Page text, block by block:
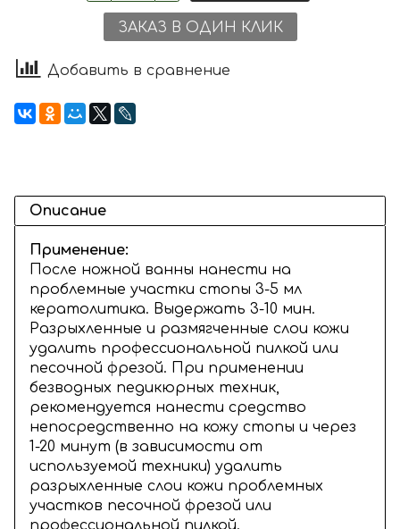
ЗАКАЗ В ОДИН КЛИК
Добавить в сравнение
Описание
Применение:
После ножной ванны нанести на
проблемные участки стопы 3-5 мл
кератолитика. Выдержать 3-10 мин.
Разрыхленные и размягченные слои кожи
удалить профессиональной пилкой или
песочной фрезой. При применении
безводных педикюрных техник,
рекомендуется нанести средство
непосредственно на кожу стопы и через
1-20 минут (в зависимости от
используемой техники) удалить
разрыхленные слои кожи проблемных
участков песочной фрезой или
профессиональной пилкой.